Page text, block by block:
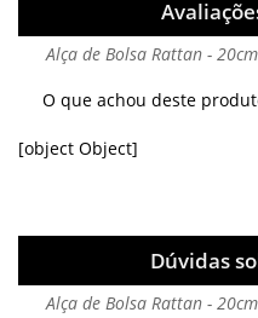
Alça de Bolsa Rattan -
O que achou deste
[object Object]
Dúvidas
Alça de Bolsa Rattan -